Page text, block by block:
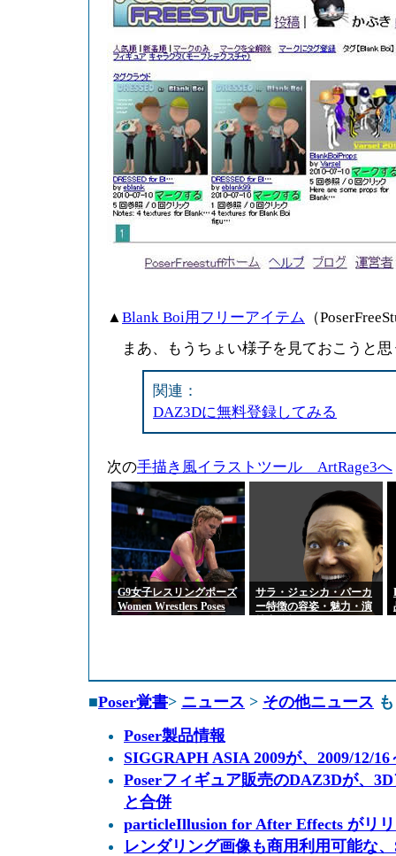
▲Blank Boi用フリーアイテム （
まあ、もうちょい様子を見ておこうと思
関連：
DAZ3Dに無料登録してみる
次の手描き風イラストツール ArtRage3へ
G9女子レスリングポーズ
Women Wrestlers Poses
サラ・ジェシカ・パーカ
ー特徴の容姿・魅力・演
■Poser覚書> ニュース > その他ニュース
Poser製品情報
SIGGRAPH ASIA 2009が、2009/12/
Poserフィギュア販売のDAZ3Dが、
と合併
particleIllusion for After Effects がリ
レンダリング画像も商用利用可能な